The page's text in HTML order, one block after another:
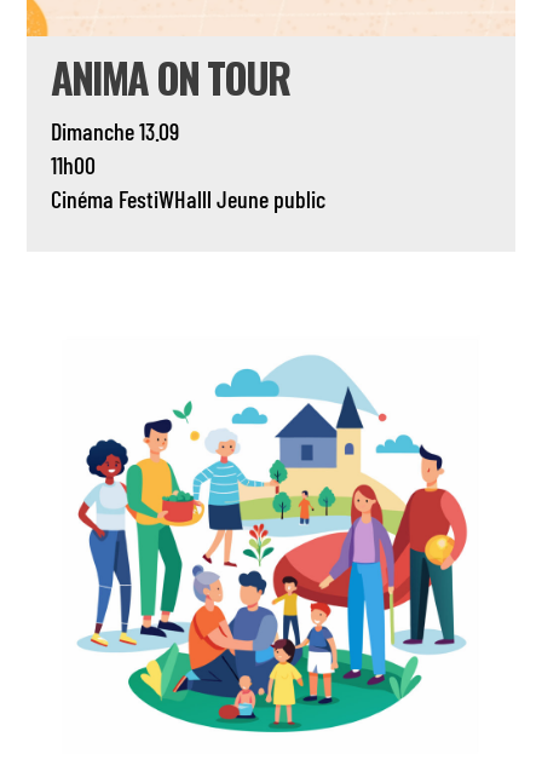
ANIMA ON TOUR
Dimanche 13.09
11h00
Cinéma FestiWHalll Jeune public